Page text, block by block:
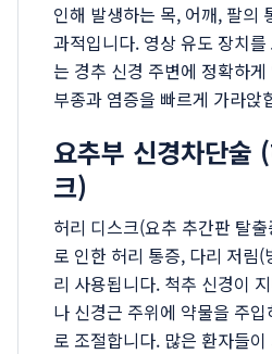
인해 발생하는 목, 어깨, 팔의
과적입니다. 영상 유도 장치
는 경추 신경 주변에 정확하
부종과 염증을 빠르게 가라앉
요추부 신경차단술
크)
허리 디스크(요추 추간판 탈
로 인한 허리 통증, 다리 저림
리 사용됩니다. 척추 신경이
나 신경근 주위에 약물을 주
로 조절합니다. 많은 환자들